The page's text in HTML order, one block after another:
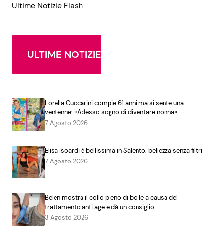
Ultime Notizie Flash
ULTIME NOTIZIE
Lorella Cuccarini compie 61 anni ma si sente una
ventenne: «Adesso sogno di diventare nonna»
7 Agosto 2026
Elisa Isoardi è bellissima in Salento: bellezza senza filtri
7 Agosto 2026
Belen mostra il collo pieno di bolle a causa del
trattamento anti age e dà un consiglio
3 Agosto 2026